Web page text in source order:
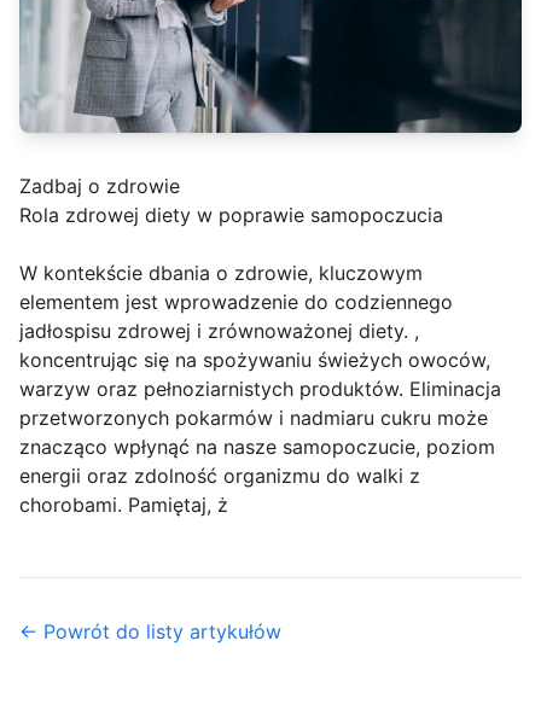
Zadbaj o zdrowie
Rola zdrowej diety w poprawie samopoczucia
W kontekście dbania o zdrowie, kluczowym
elementem jest wprowadzenie do codziennego
jadłospisu zdrowej i zrównoważonej diety. ,
koncentrując się na spożywaniu świeżych owoców,
warzyw oraz pełnoziarnistych produktów. Eliminacja
przetworzonych pokarmów i nadmiaru cukru może
znacząco wpłynąć na nasze samopoczucie, poziom
energii oraz zdolność organizmu do walki z
chorobami. Pamiętaj, ż
← Powrót do listy artykułów